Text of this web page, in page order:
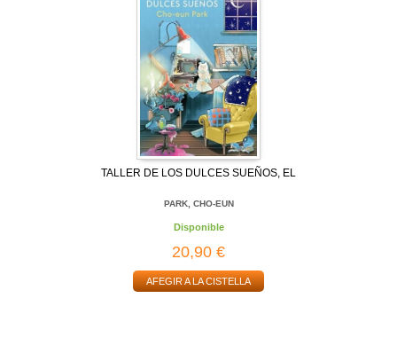
TALLER DE LOS DULCES SUEÑOS, EL
PARK, CHO-EUN
Disponible
20,90 €
AFEGIR A LA CISTELLA